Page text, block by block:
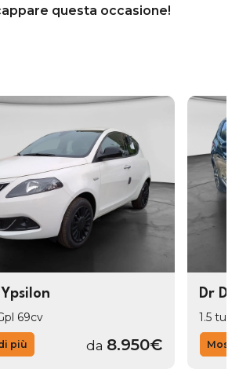
questa occasione!
69cv
più da 8.950€
Dr Dr
1.5